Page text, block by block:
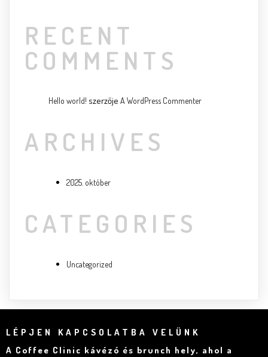
RECENT
COMMENTS
Hello world! szerzője A WordPress Commenter
ARCHIVES
2025. október
CATEGORIES
Uncategorized
LÉPJEN KAPCSOLATBA VELÜNK
A Coffee Clinic kávézó és brunch hely, ahol a